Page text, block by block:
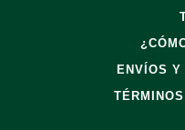
ENVÍOS Y